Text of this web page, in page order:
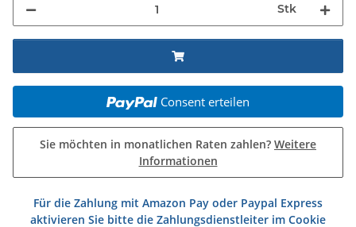
Stk
Consent erteilen
Sie möchten in monatlichen Raten zahlen? Weitere
Informationen
Für die Zahlung mit Amazon Pay oder Paypal Express
aktivieren Sie bitte die Zahlungsdienstleiter im Cookie